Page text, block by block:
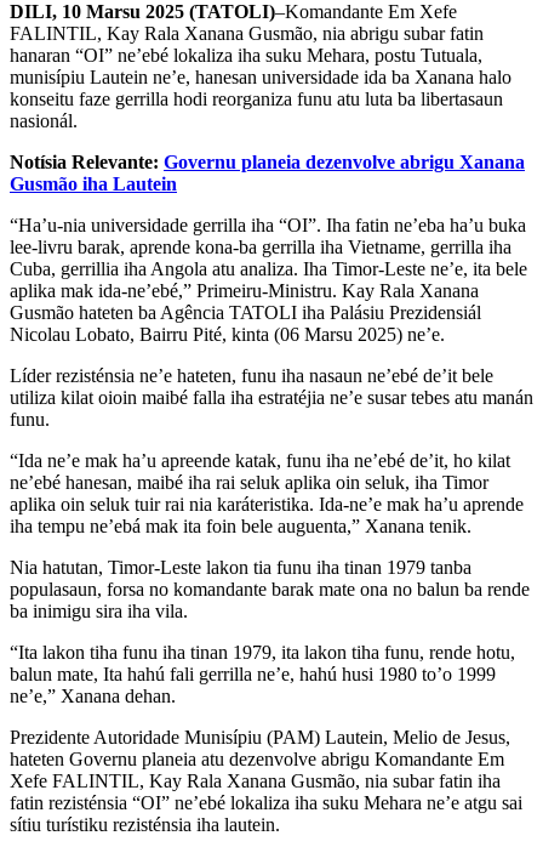
DILI, 10 Marsu 2025 (TATOLI)–Komandante Em Xefe
FALINTIL, Kay Rala Xanana Gusmão, nia abrigu subar fatin
hanaran “OI” ne’ebé lokaliza iha suku Mehara, postu Tutuala,
munisípiu Lautein ne’e, hanesan universidade ida ba Xanana halo
konseitu faze gerrilla hodi reorganiza funu atu luta ba libertasaun
nasionál.
Notísia Relevante: Governu planeia dezenvolve abrigu Xanana
Gusmão iha Lautein
“Ha’u-nia universidade gerrilla iha “OI”. Iha fatin ne’eba ha’u buka
lee-livru barak, aprende kona-ba gerrilla iha Vietname, gerrilla iha
Cuba, gerrillia iha Angola atu analiza. Iha Timor-Leste ne’e, ita bele
aplika mak ida-ne’ebé,” Primeiru-Ministru. Kay Rala Xanana
Gusmão hateten ba Agência TATOLI iha Palásiu Prezidensiál
Nicolau Lobato, Bairru Pité, kinta (06 Marsu 2025) ne’e.
Líder rezisténsia ne’e hateten, funu iha nasaun ne’ebé de’it bele
utiliza kilat oioin maibé falla iha estratéjia ne’e susar tebes atu manán
funu.
“Ida ne’e mak ha’u apreende katak, funu iha ne’ebé de’it, ho kilat
ne’ebé hanesan, maibé iha rai seluk aplika oin seluk, iha Timor
aplika oin seluk tuir rai nia karáteristika. Ida-ne’e mak ha’u aprende
iha tempu ne’ebá mak ita foin bele auguenta,” Xanana tenik.
Nia hatutan, Timor-Leste lakon tia funu iha tinan 1979 tanba
populasaun, forsa no komandante barak mate ona no balun ba rende
ba inimigu sira iha vila.
“Ita lakon tiha funu iha tinan 1979, ita lakon tiha funu, rende hotu,
balun mate, Ita hahú fali gerrilla ne’e, hahú husi 1980 to’o 1999
ne’e,” Xanana dehan.
Prezidente Autoridade Munisípiu (PAM) Lautein, Melio de Jesus,
hateten Governu planeia atu dezenvolve abrigu Komandante Em
Xefe FALINTIL, Kay Rala Xanana Gusmão, nia subar fatin iha
fatin rezisténsia “OI” ne’ebé lokaliza iha suku Mehara ne’e atgu sai
sítiu turístiku rezisténsia iha lautein.